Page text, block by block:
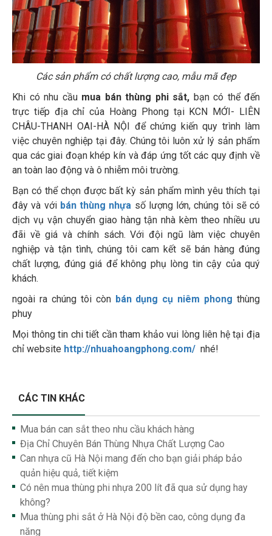
Các sản phẩm có chất lượng cao, mẫu mã đẹp
Khi có nhu cầu mua bán thùng phi sắt, bạn có thể đến
trực tiếp địa chỉ của Hoàng Phong tại KCN MỚI- LIÊN
CHÂU-THANH OAI-HÀ NỘI để chứng kiến quy trình làm
việc chuyên nghiệp tại đây. Chúng tôi luôn xử lý sản phẩm
qua các giai đoạn khép kín và đáp ứng tốt các quy định về
an toàn lao động và ô nhiễm môi trường.
Bạn có thể chọn được bất kỳ sản phẩm mình yêu thích tại
đây và với bán thùng nhựa số lượng lớn, chúng tôi sẽ có
dịch vụ vận chuyển giao hàng tận nhà kèm theo nhiều ưu
đãi về giá và chính sách. Với đội ngũ làm việc chuyên
nghiệp và tận tình, chúng tôi cam kết sẽ bán hàng đúng
chất lượng, đúng giá để không phụ lòng tin cậy của quý
khách.
ngoài ra chúng tôi còn bán dụng cụ niêm phong thùng
phuy
Mọi thông tin chi tiết cần tham khảo vui lòng liên hệ tại địa
chỉ website http://nhuahoangphong.com/ nhé!
CÁC TIN KHÁC
Mua bán can sắt theo nhu cầu khách hàng
Địa Chỉ Chuyên Bán Thùng Nhựa Chất Lượng Cao
Can nhựa cũ Hà Nội mang đến cho bạn giải pháp bảo
quản hiệu quả, tiết kiệm
Có nên mua thùng phi nhựa 200 lít đã qua sử dụng hay
không?
Mua thùng phi sắt ở Hà Nội độ bền cao, công dụng đa
năng